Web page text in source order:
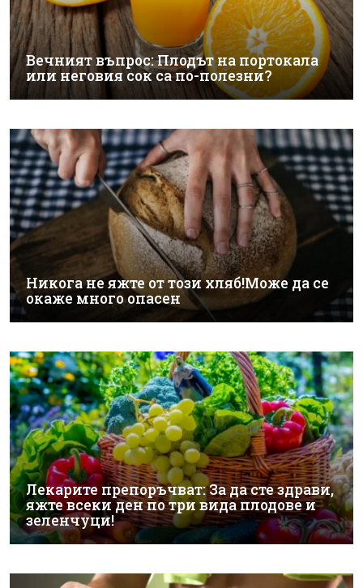
Вечният въпрос: Плодът на портокала
или неговия сок са по-полезни?
Никога не яжте от този хляб!Може да се
окаже много опасен
Лекарите препоръчват: За да сте здрави,
яжте всеки ден по три вида плодове и
зеленчуци!